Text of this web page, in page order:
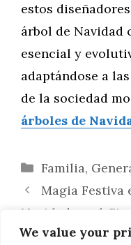
We value your
estos
árbol de Navidad
esencial y
adaptándose a
de la sociedad
árboles de
Categorías
Familia,
Magia Festiva
Navidad en el
Espectáculo